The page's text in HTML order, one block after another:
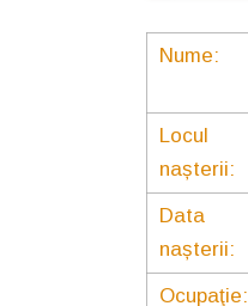
Nume:
Locul
nașterii:
Data
nașterii:
Ocupaţie: